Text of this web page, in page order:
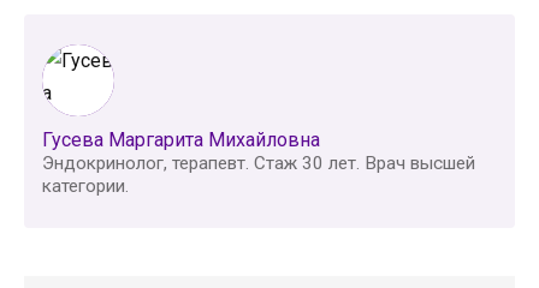
Гусева Маргарита Михайловна
Эндокринолог, терапевт. Стаж 30 лет. Врач высшей
категории.